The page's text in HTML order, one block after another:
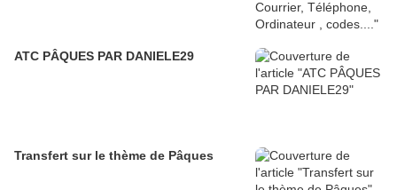
ATC PÂQUES PAR DANIELE29
Transfert sur le thème de Pâques